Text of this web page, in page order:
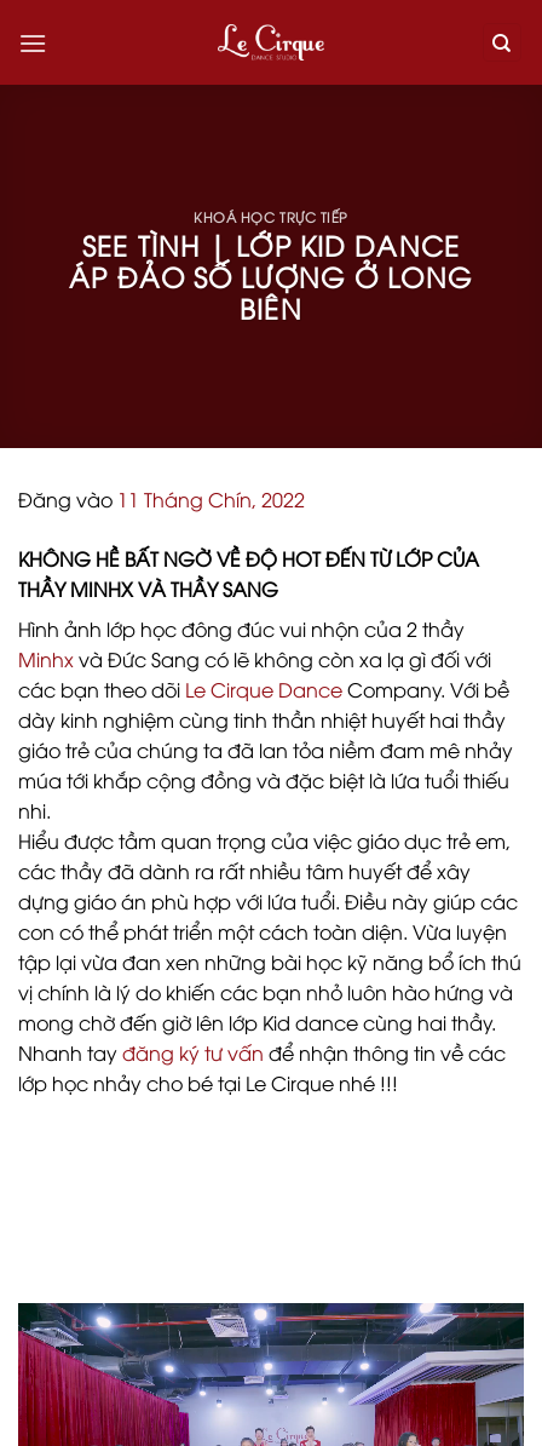
KHOÁ HỌC TRỰC TIẾP
SEE TÌNH | LỚP KID DANCE
ÁP ĐẢO SỐ LƯỢNG Ở LONG
BIÊN
Đăng vào 11 Tháng Chín, 2022
KHÔNG HỀ BẤT NGỜ VỀ ĐỘ HOT ĐẾN TỪ LỚP CỦA
THẦY MINHX VÀ THẦY SANG
Hình ảnh lớp học đông đúc vui nhộn của 2 thầy
Minhxvà Đức Sang có lẽ không còn xa lạ gì đối với
các bạn theo dõi Le Cirque DanceCompany. Với bề
dày kinh nghiệm cùng tinh thần nhiệt huyết hai thầy
giáo trẻ của chúng ta đã lan tỏa niềm đam mê nhảy
múa tới khắp cộng đồng và đặc biệt là lứa tuổi thiếu
nhi.
Hiểu được tầm quan trọng của việc giáo dục trẻ em,
các thầy đã dành ra rất nhiều tâm huyết để xây
dựng giáo án phù hợp với lứa tuổi. Điều này giúp các
con có thể phát triển một cách toàn diện. Vừa luyện
tập lại vừa đan xen những bài học kỹ năng bổ ích thú
vị chính là lý do khiến các bạn nhỏ luôn hào hứng và
mong chờ đến giờ lên lớp Kid dance cùng hai thầy.
Nhanh tayđăng ký tư vấn để nhận thông tin về các
lớp học nhảy cho bé tại Le Cirque nhé !!!